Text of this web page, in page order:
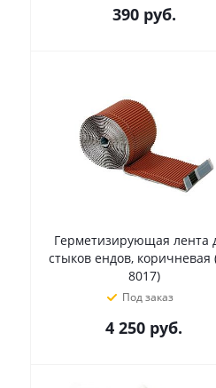
390руб.
Герметизирующая лента
стыков ендов, коричневая
8017)
Под заказ
4 250 руб.